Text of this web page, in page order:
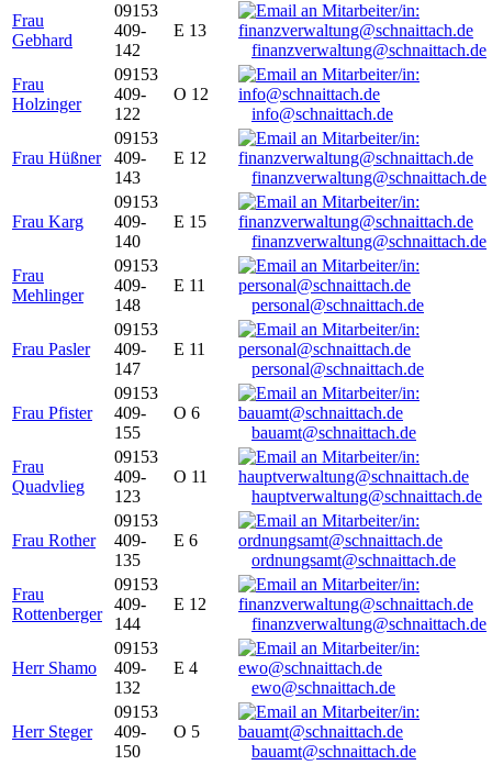
Frau
Gebhard
09153
409-
142
E 13
finanzverwaltung@schnaittach.de
Frau
Holzinger
09153
409-
122
O 12
info@schnaittach.de
Frau Hüßner
09153
409-
143
E 12
finanzverwaltung@schnaittach.de
Frau Karg
09153
409-
140
E 15
finanzverwaltung@schnaittach.de
Frau
Mehlinger
09153
409-
148
E 11
personal@schnaittach.de
Frau Pasler
09153
409-
147
E 11
personal@schnaittach.de
Frau Pfister
09153
409-
155
O 6
bauamt@schnaittach.de
Frau
Quadvlieg
09153
409-
123
O 11
hauptverwaltung@schnaittach.de
Frau Rother
09153
409-
135
E 6
ordnungsamt@schnaittach.de
Frau
Rottenberger
09153
409-
144
E 12
finanzverwaltung@schnaittach.de
Herr Shamo
09153
409-
132
E 4
ewo@schnaittach.de
Herr Steger
09153
409-
150
O 5
bauamt@schnaittach.de